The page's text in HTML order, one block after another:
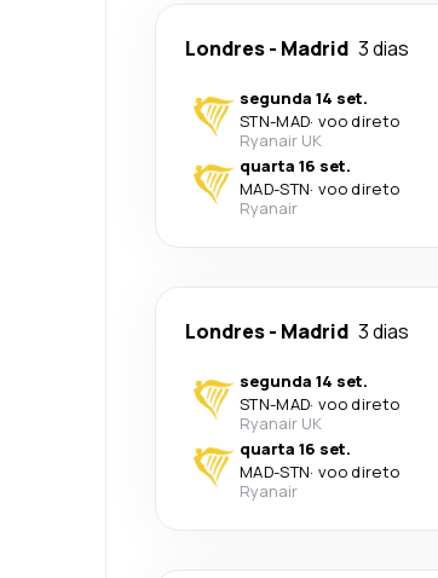
Londres- Madrid 3 dias
segunda 14 set.
STN-MAD· voo direto
Ryanair UK
quarta 16 set.
MAD-STN· voo direto
Ryanair
Londres- Madrid 3 dias
segunda 14 set.
STN-MAD· voo direto
Ryanair UK
quarta 16 set.
MAD-STN· voo direto
Ryanair